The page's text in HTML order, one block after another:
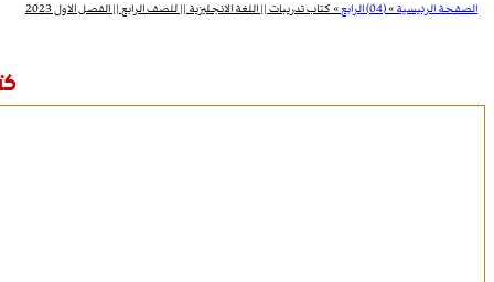
الصفحة الرئيسية»(04) الرابع »كتاب تدريبات || اللغة الانجليزية || للصف الرابع || الفصل الاول 2023